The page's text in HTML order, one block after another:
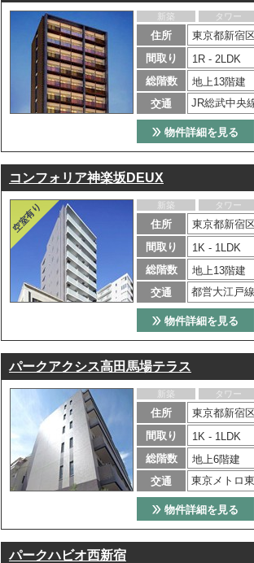
新築 タワー
住所
東京都新宿
間取り
1R - 2LDK
総階数
地上13階建
交通
JR総武中央
物件詳細を見る
コンフォリア神楽坂DEUX
新築 タワー
住所
東京都新宿
間取り
1K - 1LDK
総階数
地上13階建
交通
都営大江戸
物件詳細を見る
パークアクシス高田馬場テラス
新築 タワー
住所
東京都新宿
間取り
1K - 1LDK
総階数
地上6階建
交通
東京メトロ
物件詳細を見る
パークハビオ西新宿